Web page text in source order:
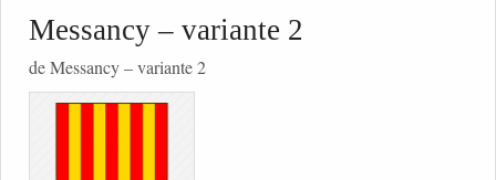
Messancy – variante 2
de Messancy – variante 2